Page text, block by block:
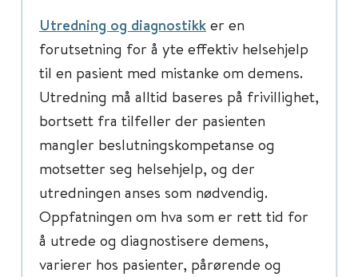
Utredning og diagnostikk er en
forutsetning for å yte effektiv helsehjelp
til en pasient med mistanke om demens.
Utredning må alltid baseres på frivillighet,
bortsett fra tilfeller der pasienten
mangler beslutningskompetanse og
motsetter seg helsehjelp, og der
utredningen anses som nødvendig.
Oppfatningen om hva som er rett tid for
å utrede og diagnostisere demens,
varierer hos pasienter, pårørende og